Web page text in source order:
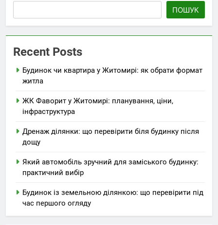
ПОШУК
Recent Posts
Будинок чи квартира у Житомирі: як обрати формат
житла
ЖК Фаворит у Житомирі: планування, ціни,
інфраструктура
Дренаж ділянки: що перевірити біля будинку після
дощу
Який автомобіль зручний для заміського будинку:
практичний вибір
Будинок із земельною ділянкою: що перевірити під
час першого огляду